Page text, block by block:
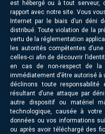
est hébergé ou à tout serveur,
rapport avec notre site. Vous
Internet par le biais d’un déni
distribué. Toute violation de la
vertu de la réglementation
les autorités compétentes
celles-ci afin de découvrir
en cas de non-respect de la
immédiatement d’être autorisé
déclinons toute
résultant d’une attaque par
autre dispositif ou matériel
technologique, causée à votre
données ou vos informations
ou après avoir téléchargé des